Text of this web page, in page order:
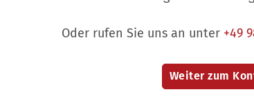
Oder rufen Sie uns an unter +49